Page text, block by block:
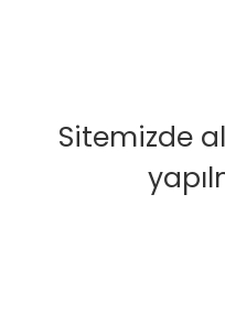
Sitemizde